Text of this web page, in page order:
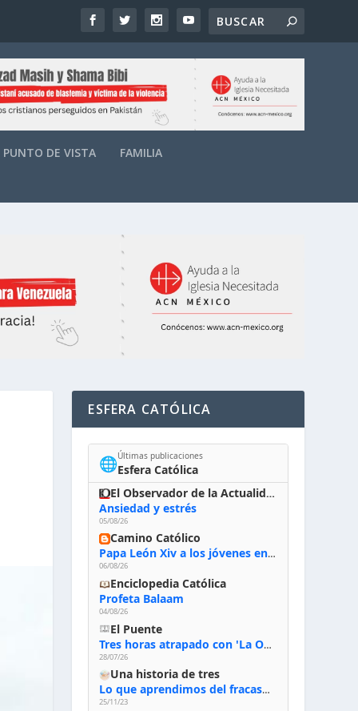
PUNTO DE VISTA FAMILIA
ESFERA CATÓLICA
🌐Últimas publicaciones
Esfera Católica
El Observador de la Actualidad
Ansiedad y estrés
05/08/26
Camino Católico
Papa León Xiv a los jóvenes en Asís, 6-8-2026: «De san Francisco aprendan la radicalidad evangélica: no los vuelve ciegos ni violentos, sino sensibles, atentos, siempre en el seguimiento de Jesús, humildes y acogiendo a todos»
06/08/26
Enciclopedia Católica
Profeta Balaam
04/08/26
El Puente
Tres horas atrapado con 'La Odisea' de Nolan
28/07/26
Una historia de tres
Lo que aprendimos del fracaso al emprender
25/11/23